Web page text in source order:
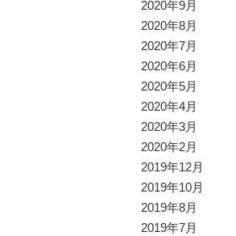
2020年9月
2020年8月
2020年7月
2020年6月
2020年5月
2020年4月
2020年3月
2020年2月
2019年12月
2019年10月
2019年8月
2019年7月